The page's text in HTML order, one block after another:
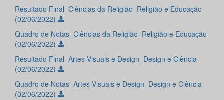
Resultado Final_Ciências da Religião_Religião e Educação
(02/06/2022)
Quadro de Notas_Ciências da Religião_Religião e Educação
(02/06/2022)
Resultado Final_Artes Visuais e Design_Design e Ciência
(02/06/2022)
Quadro de Notas_Artes Visuais e Design_Design e Ciência
(02/06/2022)